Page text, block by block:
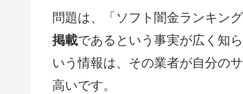
問題は、「ソフト闇金ランキン
掲載であるという事実が広く知
いう情報は、その業者が自分の
高いです。